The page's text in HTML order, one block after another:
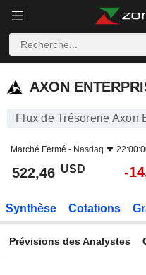
AXON ENTERPRISE,
AXON
Flux de Trésorerie Axon
Marché Fermé - Nasdaq
522,46 USD -
Synthèse Cotations
Prévisions des Analystes